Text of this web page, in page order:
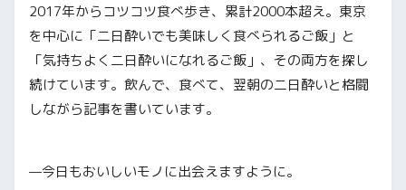
2017年からコツコツ食べ歩き、累計2000本超え。東京
を中心に「二日酔いでも美味しく食べられるご飯」と
「気持ちよく二日酔いになれるご飯」、その両方を探し
続けています。飲んで、食べて、翌朝の二日酔いと格闘
しながら記事を書いています。
—今日もおいしいモノに出会えますように。